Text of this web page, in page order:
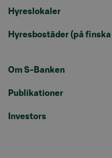
Hyreslokaler
Hyresbostäder (på
Om S-Banken
Publikationer
Investors